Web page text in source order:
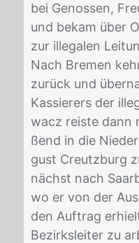
bei Ge­nos­sen,
und be­kam über
zur il­le­ga­len
Nach Bre­men
zu­rück und
Kas­sie­rers der
wacz reis­te dann
ßend in die
gust Creutz­burg
nächst nach
wo er von der
den Auf­trag
Be­zirks­lei­ter zu